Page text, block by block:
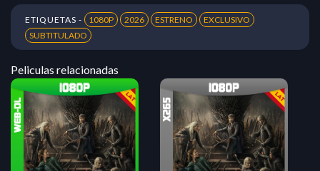
ETIQUETAS - 1080P 2026 ESTRENO
EXCLUSIVO
SUBTITULADO
Peliculas relacionadas